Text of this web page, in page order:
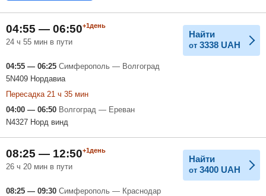
04:55 — 06:50+1день
24 ч 55 мин в пути
Найти
от 3338 UAH
04:55 — 06:25 Симферополь — Волгоград
5N409 Нордавиа
Пересадка 21 ч 35 мин
04:00 — 06:50 Волгоград — Ереван
N4327 Норд винд
08:25 — 12:50+1день
26 ч 20 мин в пути
Найти
от 3400 UAH
08:25 — 09:30 Симферополь — Краснодар